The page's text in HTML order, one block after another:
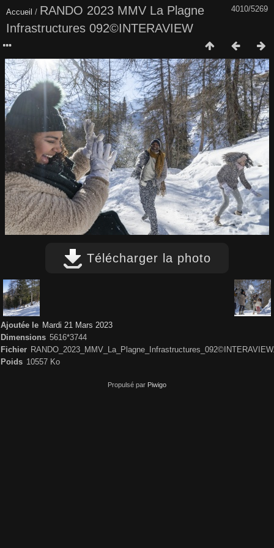
4010/5269
Accueil / RANDO 2023 MMV La Plagne
Infrastructures 092©INTERAVIEW
Télécharger la photo
Ajoutée le Mardi 21 Mars 2023
Dimensions 5616*3744
Fichier
Poids 10557 Ko
Propulsé par Piwigo